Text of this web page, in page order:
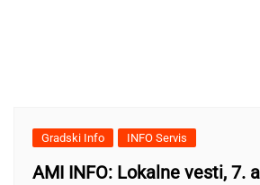
Gradski Info INFO Servis
AMI INFO: Lokalne vesti, 7.